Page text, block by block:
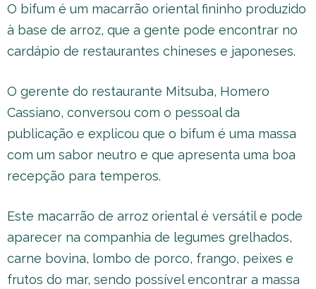
O bifum é um macarrão oriental fininho produzido
à base de arroz, que a gente pode encontrar no
cardápio de restaurantes chineses e japoneses.
O gerente do restaurante Mitsuba, Homero
Cassiano, conversou com o pessoal da
publicação e explicou que o bifum é uma massa
com um sabor neutro e que apresenta uma boa
recepção para temperos.
Este macarrão de arroz oriental é versátil e pode
aparecer na companhia de legumes grelhados,
carne bovina, lombo de porco, frango, peixes e
frutos do mar, sendo possível encontrar a massa